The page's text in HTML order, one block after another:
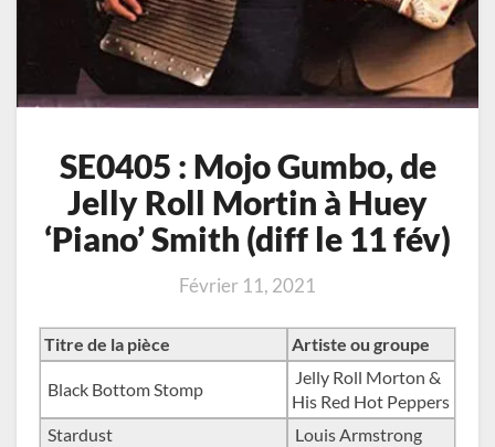
SE0405 : Mojo Gumbo, de
Jelly Roll Mortin à Huey
‘Piano’ Smith (diff le 11 fév)
Février 11, 2021
Titre de la pièce Artiste ou groupe
Black Bottom Stomp
Jelly Roll Morton &
His Red Hot Peppers
Stardust
Louis Armstrong